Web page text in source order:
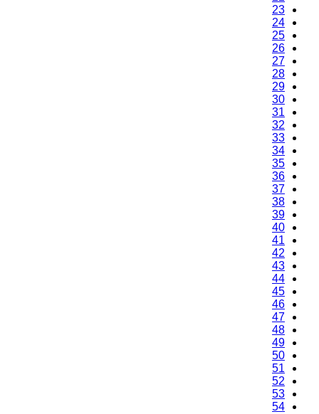
23
24
25
26
27
28
29
30
31
32
33
34
35
36
37
38
39
40
41
42
43
44
45
46
47
48
49
50
51
52
53
54